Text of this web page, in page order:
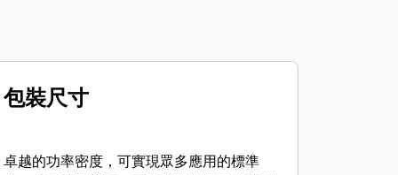
包裝尺寸
卓越的功率密度，可實現眾多應用的標準